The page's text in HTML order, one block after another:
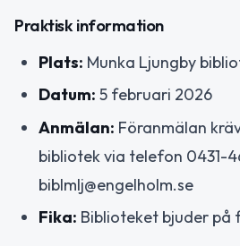
Praktisk information
Plats: Munka Ljungby
Datum: 5 februari 2026
Anmälan: Föranmälan
bibliotek via telefon 0431-
biblmlj@engelholm.se
Fika: Biblioteket bjuder på